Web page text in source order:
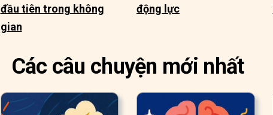
đầu tiên trong không
gian
động lực
Các câu chuyện mới nhất